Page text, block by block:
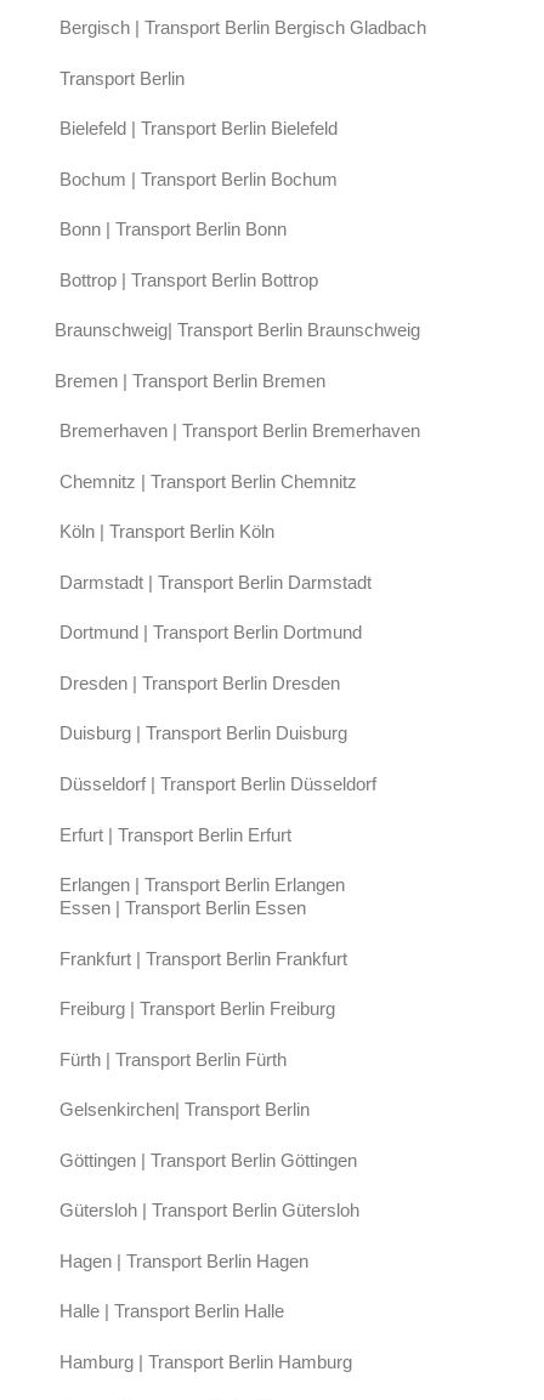
Bergisch | Transport Berlin Bergisch Gladbach
Transport Berlin
Bielefeld | Transport Berlin Bielefeld
Bochum | Transport Berlin Bochum
Bonn | Transport Berlin Bonn
Bottrop | Transport Berlin Bottrop
Braunschweig| Transport Berlin Braunschweig
Bremen | Transport Berlin Bremen
Bremerhaven | Transport Berlin Bremerhaven
Chemnitz | Transport Berlin Chemnitz
Köln | Transport Berlin Köln
Darmstadt | Transport Berlin Darmstadt
Dortmund | Transport Berlin Dortmund
Dresden | Transport Berlin Dresden
Duisburg | Transport Berlin Duisburg
Düsseldorf | Transport Berlin Düsseldorf
Erfurt | Transport Berlin Erfurt
Erlangen | Transport Berlin Erlangen
Essen | Transport Berlin Essen
Frankfurt | Transport Berlin Frankfurt
Freiburg | Transport Berlin Freiburg
Fürth | Transport Berlin Fürth
Gelsenkirchen| Transport Berlin
Göttingen | Transport Berlin Göttingen
Gütersloh | Transport Berlin Gütersloh
Hagen | Transport Berlin Hagen
Halle | Transport Berlin Halle
Hamburg | Transport Berlin Hamburg